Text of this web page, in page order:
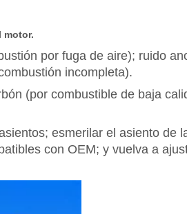
motor.
por fuga de aire); ruido
incompleta).
(por combustible de baja
esmerilar el asiento de
con OEM; y vuelva a